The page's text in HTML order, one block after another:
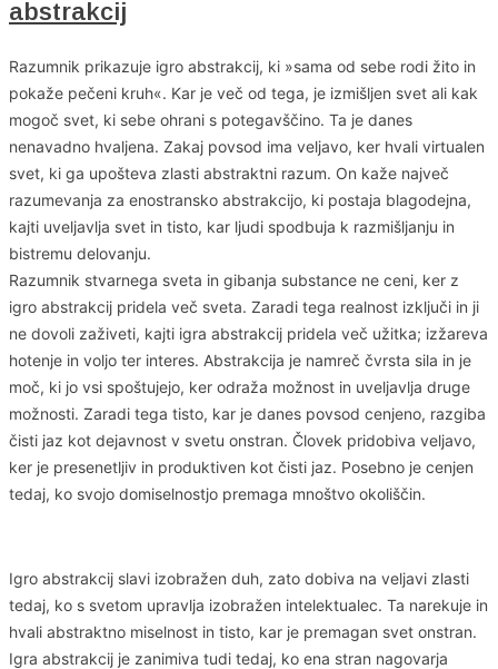
abstrakcij
Razumnik prikazuje igro abstrakcij, ki »sama od sebe rodi žito in
pokaže pečeni kruh«. Kar je več od tega, je izmišljen svet ali kak
mogoč svet, ki sebe ohrani s potegavščino. Ta je danes
nenavadno hvaljena. Zakaj povsod ima veljavo, ker hvali virtualen
svet, ki ga upošteva zlasti abstraktni razum. On kaže največ
razumevanja za enostransko abstrakcijo, ki postaja blagodejna,
kajti uveljavlja svet in tisto, kar ljudi spodbuja k razmišljanju in
bistremu delovanju.
Razumnik stvarnega sveta in gibanja substance ne ceni, ker z
igro abstrakcij pridela več sveta. Zaradi tega realnost izključi in ji
ne dovoli zaživeti, kajti igra abstrakcij pridela več užitka; izžareva
hotenje in voljo ter interes. Abstrakcija je namreč čvrsta sila in je
moč, ki jo vsi spoštujejo, ker odraža možnost in uveljavlja druge
možnosti. Zaradi tega tisto, kar je danes povsod cenjeno, razgiba
čisti jaz kot dejavnost v svetu onstran. Človek pridobiva veljavo,
ker je presenetljiv in produktiven kot čisti jaz. Posebno je cenjen
tedaj, ko svojo domiselnostjo premaga mnoštvo okoliščin.
Igro abstrakcij slavi izobražen duh, zato dobiva na veljavi zlasti
tedaj, ko s svetom upravlja izobražen intelektualec. Ta narekuje in
hvali abstraktno miselnost in tisto, kar je premagan svet onstran.
Igra abstrakcij je zanimiva tudi tedaj, ko ena stran nagovarja